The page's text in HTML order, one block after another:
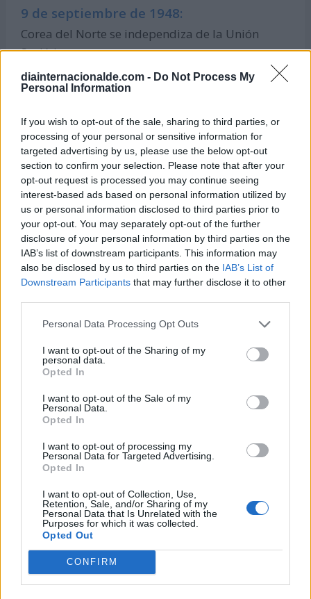
diainternacionalde.com - Do Not Process My
Personal Information
If you wish to opt-out of the sale, sharing to third parties, or
processing of your personal or sensitive information for
targeted advertising by us, please use the below opt-out
section to confirm your selection. Please note that after your
opt-out request is processed you may continue seeing
interest-based ads based on personal information utilized by
us or personal information disclosed to third parties prior to
your opt-out. You may separately opt-out of the further
disclosure of your personal information by third parties on the
IAB’s list of downstream participants. This information may
also be disclosed by us to third parties on the IAB’s List of
Downstream Participants that may further disclose it to other
Personal Data Processing Opt Outs
I want to opt-out of the Sharing of my
personal data.
Opted In
I want to opt-out of the Sale of my
Personal Data.
Opted In
I want to opt-out of processing my
Personal Data for Targeted Advertising.
Opted In
I want to opt-out of Collection, Use,
Retention, Sale, and/or Sharing of my
Personal Data that Is Unrelated with the
Purposes for which it was collected.
Opted Out
CONFIRM
9 de septiembre de 1948:
Corea del Norte se independiza de la Unión
Soviética.
9 de septiembre de 1855:
de asedio, finaliza el Sitio de Sebastopol,
cayendo a manos de las fuerzas aliadas
inglesas, francesas y otomanas.
9 de septiembre de 1850:
California entra a formar parte de los Estados
Unidos de América como el estado número 31.
9 de septiembre de 1776:
El Segundo Congreso Continental autoriza el
Unidos de América).
9 de septiembre de 1775:
Newfoundland (Canadá), causando la muerte a
más de 4.000 personas y graves daños
materiales.
9 de septiembre de 1543:
María Estuardo con tan sólo nueve meses es
oficialmente coronada 'reina de los escoceses',
en Stirling (Escocia).
9 de septiembre de -413:
Se disputa la segunda batalla de Siracusa